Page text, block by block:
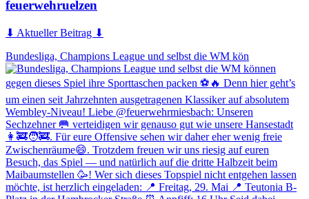
feuerwehruelzen
⬇ Aktueller Beitrag ⬇
Bundesliga, Champions League und selbst die WM kön